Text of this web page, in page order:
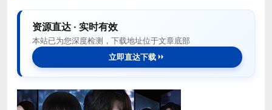
资源直达 · 实时有效
本站已为您深度检测，下载地址位于文章底部
立即直达下载